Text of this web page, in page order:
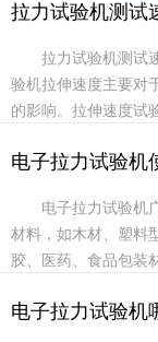
拉力试验机测试
拉力试验机测试
验机拉伸速度主要对
的影响。拉伸速度试
速...
电子拉力试验机
电子拉力试验机广
材料，如木材、塑料
胶、医药、食品包装
数...
电子拉力试验机